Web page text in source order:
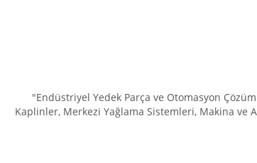
"Endüstriyel Yedek Parça ve Otomasyon
Kaplinler, Merkezi Yağlama Sistemleri, Makina ve